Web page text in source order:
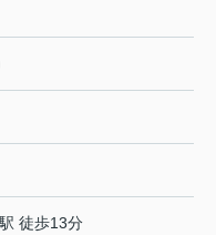
駅 徒歩13分